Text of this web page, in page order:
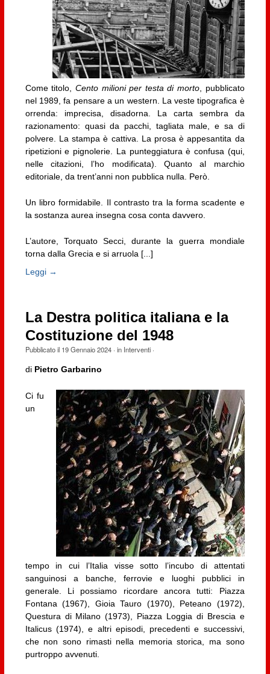
Come titolo, Cento milioni per testa di morto , pubblicato
nel 1989, fa pensare a un western. La veste tipografica è
orrenda: imprecisa, disadorna. La carta sembra da
razionamento: quasi da pacchi, tagliata male, e sa di
polvere. La stampa è cattiva. La prosa è appesantita da
ripetizioni e pignolerie. La punteggiatura è confusa (qui,
nelle citazioni, l’ho modificata). Quanto al marchio
editoriale, da trent’anni non pubblica nulla. Però.
Un libro formidabile. Il contrasto tra la forma scadente e
la sostanza aurea insegna cosa conta davvero.
L’autore, Torquato Secci, durante la guerra mondiale
torna dalla Grecia e si arruola [...]
Leggi →
La Destra politica italiana e la
Costituzione del 1948
Pubblicato il 19 Gennaio 2024· in Interventi·
di Pietro Garbarino
Ci fu
un
tempo in cui l’Italia visse sotto l’incubo di attentati
sanguinosi a banche, ferrovie e luoghi pubblici in
generale. Li possiamo ricordare ancora tutti: Piazza
Fontana (1967), Gioia Tauro (1970), Peteano (1972),
Questura di Milano (1973), Piazza Loggia di Brescia e
Italicus (1974), e altri episodi, precedenti e successivi,
che non sono rimasti nella memoria storica, ma sono
purtroppo avvenuti.